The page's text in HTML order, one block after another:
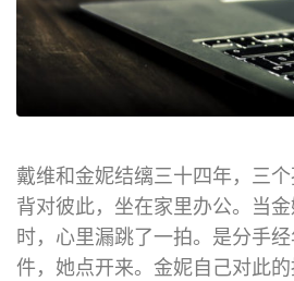
戴维和金妮结缡三十四年，三
背对彼此，坐在家里办公。当
时，心里漏跳了一拍。是分手
件，她点开来。金妮自己对此